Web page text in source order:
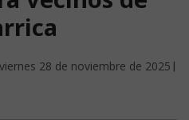
viernes 28 de noviembre de 2025